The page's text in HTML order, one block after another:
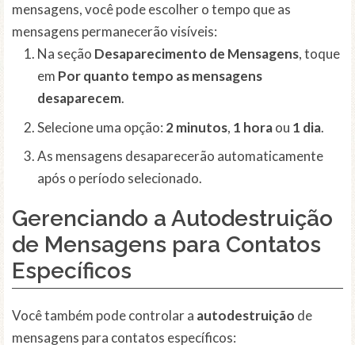
mensagens, você pode escolher o tempo que as
mensagens permanecerão visíveis:
Na seção Desaparecimento de Mensagens, toque
em Por quanto tempo as mensagens
desaparecem.
Selecione uma opção: 2 minutos, 1 horaou 1 dia.
As mensagens desaparecerão automaticamente
após o período selecionado.
Gerenciando a Autodestruição
de Mensagens para Contatos
Específicos
Você também pode controlar a autodestruição de
mensagens para contatos específicos: